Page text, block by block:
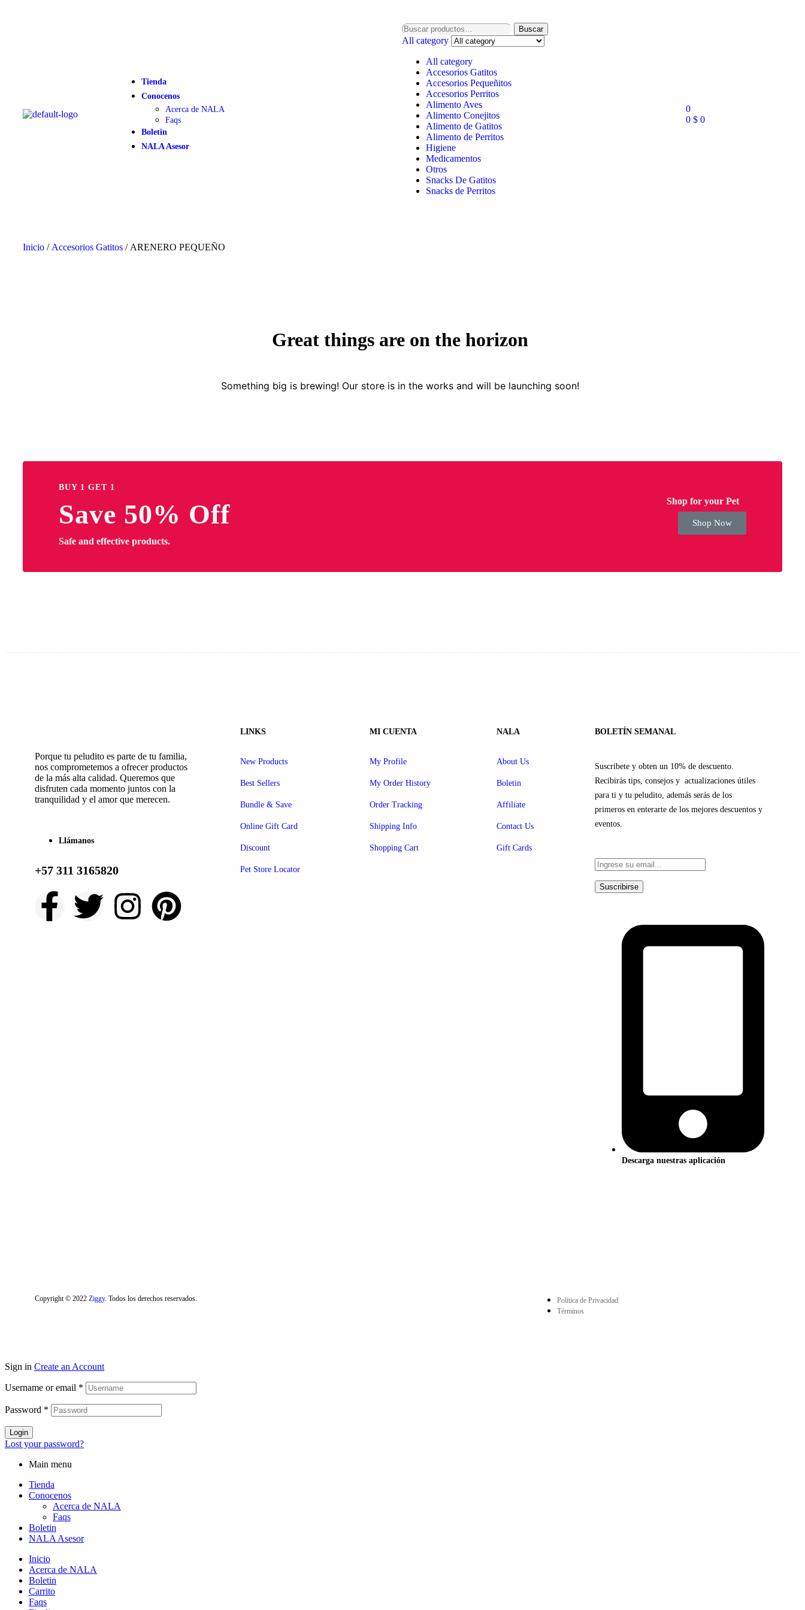
Tienda
Conocenos
Acerca de NALA
Faqs
Boletin
NALA Asesor
Buscar
All category
All category
Accesorios Gatitos
Accesorios Pequeñitos
Accesorios Perritos
Alimento Aves
Alimento Conejitos
Alimento de Gatitos
Alimento de Perritos
Higiene
Medicamentos
Otros
Snacks De Gatitos
Snacks de Perritos
0
0 $0
Inicio / Accesorios Gatitos / ARENERO PEQUEÑO
Great things are on the horizon
Something big is brewing! Our store is in the works and will be launching soon!
BUY 1 GET 1
Save 50% Off
Safe and effective products.
Shop for your Pet
Shop Now
Porque tu peludito es parte de tu familia,
nos comprometemos a ofrecer productos
de la más alta calidad. Queremos que
disfruten cada momento juntos con la
tranquilidad y el amor que merecen.
Llámanos
+57 311 3165820
LINKS
New Products
Best Sellers
Bundle & Save
Online Gift Card
Discount
Pet Store Locator
MI CUENTA
My Profile
My Order History
Order Tracking
Shipping Info
Shopping Cart
NALA
About Us
Boletin
Affiliate
Contact Us
Gift Cards
BOLETÍN SEMANAL
Suscribete y obten un 10% de descuento.
Recibirás tips, consejos y actualizaciones útiles
para ti y tu peludito, además serás de los
primeros en enterarte de los mejores descuentos y
eventos.
Suscribirse
Descarga nuestras aplicación
Copyright © 2022 Ziggy. Todos los derechos reservados.
Politica de Privacidad
Términos
Sign in Create an Account
Username or email *
Password *
Login
Lost your password?
Main menu
Tienda
Conocenos
Acerca de NALA
Faqs
Boletin
NALA Asesor
Inicio
Acerca de NALA
Boletin
Carrito
Faqs